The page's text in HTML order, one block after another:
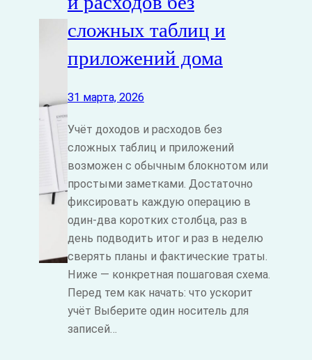
сложных таблиц и
приложений дома
31 марта, 2026
Учёт доходов и расходов без
сложных таблиц и приложений
возможен с обычным блокнотом или
простыми заметками. Достаточно
фиксировать каждую операцию в
один‑два коротких столбца, раз в
день подводить итог и раз в неделю
сверять планы и фактические траты.
Ниже — конкретная пошаговая схема.
Перед тем как начать: что ускорит
учёт Выберите один носитель для
записей…